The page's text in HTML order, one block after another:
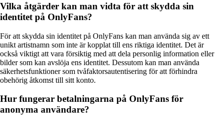
Vilka åtgärder kan man vidta för att skydda sin
identitet på OnlyFans?
För att skydda sin identitet på OnlyFans kan man använda sig av ett
unikt artistnamn som inte är kopplat till ens riktiga identitet. Det är
också viktigt att vara försiktig med att dela personlig information eller
bilder som kan avslöja ens identitet. Dessutom kan man använda
säkerhetsfunktioner som tvåfaktorsautentisering för att förhindra
obehörig åtkomst till sitt konto.
Hur fungerar betalningarna på OnlyFans för
anonyma användare?